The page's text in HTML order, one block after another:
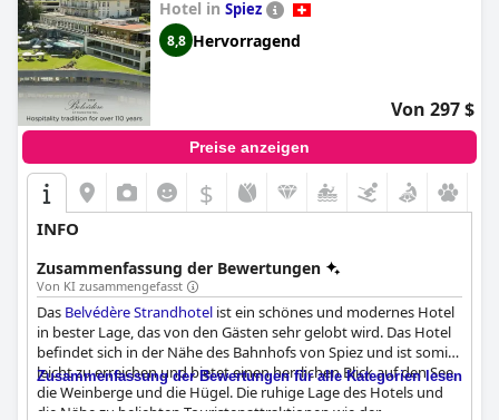
der Schweiz und wirklich ein Grand Hotel. Insgesamt ist das
Hotel Bellevue Palace Bernein Muss für alle, die einen
authentischen Eindruck von Berns Vergangenheit und einen
luxuriösen Aufenthalt im Herzen der Stadt suchen.
Hotel in Spiez
8,8 Hervorragend
Von 297 $
Preise anzeigen
$
INFO
Zusammenfassung der Bewertungen
Von KI zusammengefasst
Das Belvédère Strandhotel ist ein schönes und modernes Hotel
in bester Lage, das von den Gästen sehr gelobt wird. Das Hotel
befindet sich in der Nähe des Bahnhofs von Spiez und ist somit
leicht zu erreichen und bietet einen herrlichen Blick auf den See,
die Weinberge und die Hügel. Die ruhige Lage des Hotels und
die Nähe zu beliebten Touristenattraktionen wie der
Zusammenfassung der Bewertungen für alle Kategorien lesen